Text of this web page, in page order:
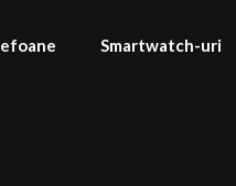
Smartwatch-uri